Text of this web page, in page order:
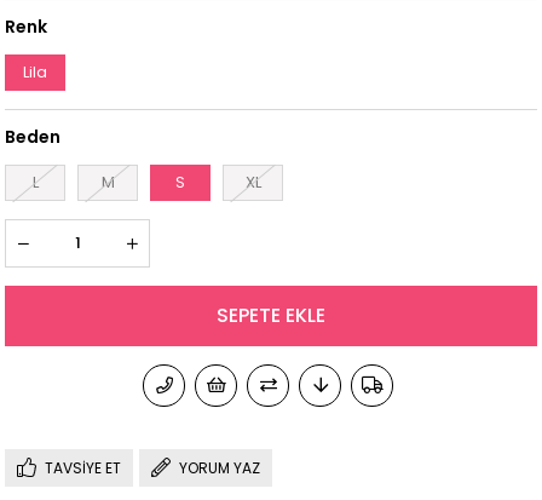
Renk
Lila
Beden
L M S XL
TAVSIYE ET YORUM YAZ